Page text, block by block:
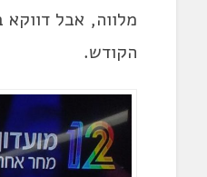
מלווה, אבל
הקודש.